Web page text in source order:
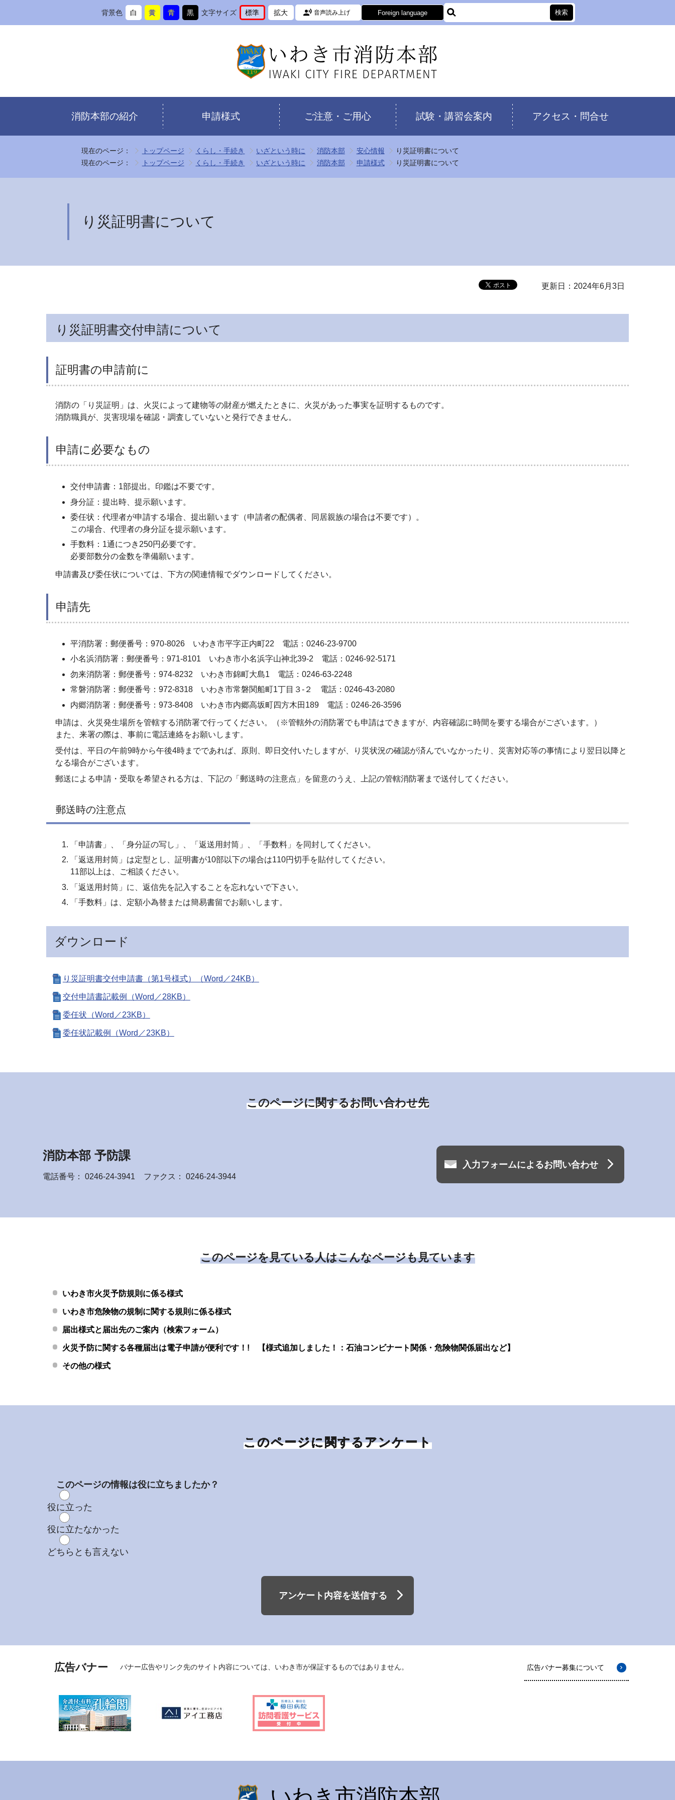
背景色
背
白
に
背
黄
に
背
青
に
背
黒
に
文字サイズ
文
イ
ズ
を
標準
に
文
イ
ズ
を
拡大
に
音声読み上げ Foreign language
消防本部の紹介 申請様式 ご注意・ご用心 試験・講習会案内 アクセス・問合せ
現在のページ： トップページ くらし・手続き いざという時に 消防本部 安心情報
り災証明書について
現在のページ：
トップページ くらし・手続き いざという時に 消防本部 申請様式 り災証明書について
り災証明書について
更新日：2024年6月3日
り災証明書交付申請について
証明書の申請前に
消防の「り災証明」は、火災によって建物等の財産が燃えたときに、火災があった事実を証明するものです。
消防職員が、災害現場を確認・調査していないと発行できません。
申請に必要なもの
交付申請書：1部提出。印鑑は不要です。
身分証：提出時、提示願います。
委任状：代理者が申請する場合、提出願います（申請者の配偶者、同居親族の場合は不要です）。
この場合、代理者の身分証を提示願います。
手数料：1通につき250円必要です。
必要部数分の金数を準備願います。
申請書及び委任状については、下方の関連情報でダウンロードしてください。
申請先
平消防署：郵便番号：970-8026 いわき市平字正内町22 電話：0246-23-9700
小名浜消防署：郵便番号：971-8101 いわき市小名浜字山神北39-2 電話：0246-92-5171
勿来消防署：郵便番号：974-8232 いわき市錦町大島1 電話：0246-63-2248
常磐消防署：郵便番号：972-8318 いわき市常磐関船町1丁目３-２ 電話：0246-43-2080
内郷消防署：郵便番号：973-8408 いわき市内郷高坂町四方木田189 電話：0246-26-3596
申請は、火災発生場所を管轄する消防署で行ってください。（※管轄外の消防署でも申請はできますが、内容確認に時間を要する場合がございます。）
また、来署の際は、事前に電話連絡をお願いします。
受付は、平日の午前9時から午後4時までであれば、原則、即日交付いたしますが、り災状況の確認が済んでいなかったり、災害対応等の事情により翌日以降と
なる場合がございます。
郵送による申請・受取を希望される方は、下記の「郵送時の注意点」を留意のうえ、上記の管轄消防署まで送付してください。
郵送時の注意点
「申請書」、「身分証の写し」、「返送用封筒」、「手数料」を同封してください。
「返送用封筒」は定型とし、証明書が10部以下の場合は110円切手を貼付してください。
11部以上は、ご相談ください。
「返送用封筒」に、返信先を記入することを忘れないで下さい。
「手数料」は、定額小為替または簡易書留でお願いします。
ダウンロード
り災証明書交付申請書（第1号様式）（Word／24KB）
交付申請書記載例（Word／28KB）
委任状（Word／23KB）
委任状記載例（Word／23KB）
このページに関するお問い合わせ先
消防本部 予防課
電話番号： 0246-24-3941 ファクス： 0246-24-3944
入力フォームによるお問い合わせ
このページを見ている人はこんなページも見ています
いわき市火災予防規則に係る様式
いわき市危険物の規制に関する規則に係る様式
届出様式と届出先のご案内（検索フォーム）
火災予防に関する各種届出は電子申請が便利です！! 【様式追加しました！：石油コンビナート関係・危険物関係届出など】
その他の様式
このページに関するアンケート
このページの情報は役に立ちましたか？
役に立った
役に立たなかった
どちらとも言えない
アンケート内容を送信する
広告バナー バナー広告やリンク先のサイト内容については、いわき市が保証するものではありません。 広告バナー募集について